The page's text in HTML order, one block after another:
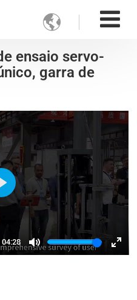

ensaio servo-
garra de
04:28
Mute
Enter
Play